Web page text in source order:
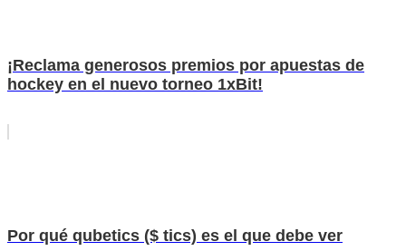
¡Reclama generosos premios por apuestas de
hockey en el nuevo torneo 1xBit!
Por qué qubetics ($ tics) es el que debe ver